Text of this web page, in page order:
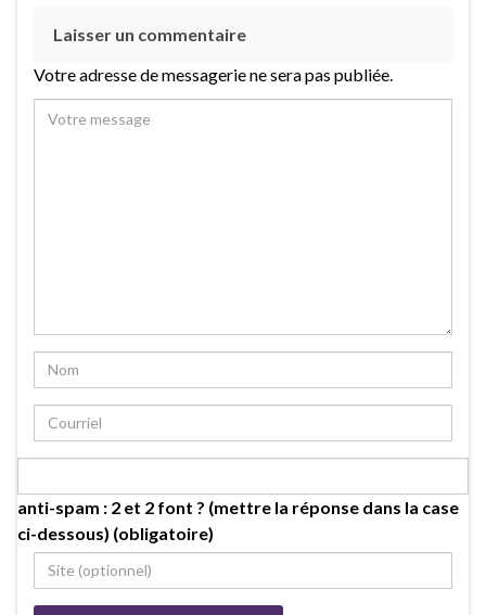
Laisser un commentaire
Votre adresse de messagerie ne sera pas publiée.
anti-spam : 2 et 2 font ? (mettre la réponse dans la case
ci-dessous) (obligatoire)